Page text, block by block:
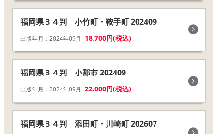
福岡県Ｂ４判 小竹町・鞍手町 202409
出版年月：2024年09月 18,700円(税込)
福岡県Ｂ４判 小郡市 202409
出版年月：2024年09月 22,000円(税込)
福岡県Ｂ４判 添田町・川崎町 202607